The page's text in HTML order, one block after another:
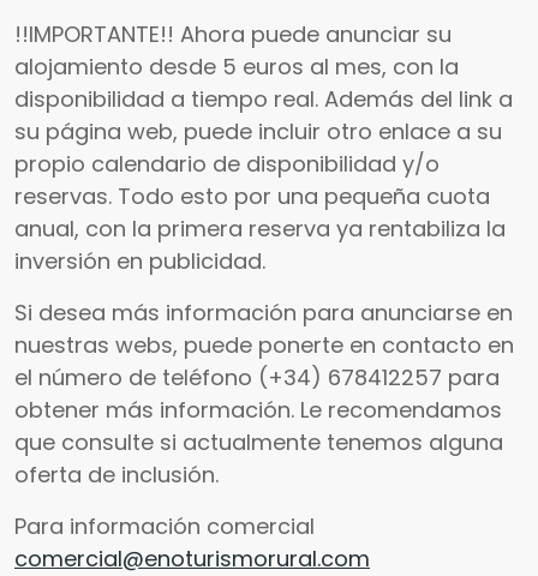
!!IMPORTANTE!! Ahora puede anunciar su
alojamiento desde 5 euros al mes, con la
disponibilidad a tiempo real. Además del link a
su página web, puede incluir otro enlace a su
propio calendario de disponibilidad y/o
reservas. Todo esto por una pequeña cuota
anual, con la primera reserva ya rentabiliza la
inversión en publicidad.
Si desea más información para anunciarse en
nuestras webs, puede ponerte en contacto en
el número de teléfono (+34) 678412257 para
obtener más información. Le recomendamos
que consulte si actualmente tenemos alguna
oferta de inclusión.
Para información comercial
comercial@enoturismorural.com